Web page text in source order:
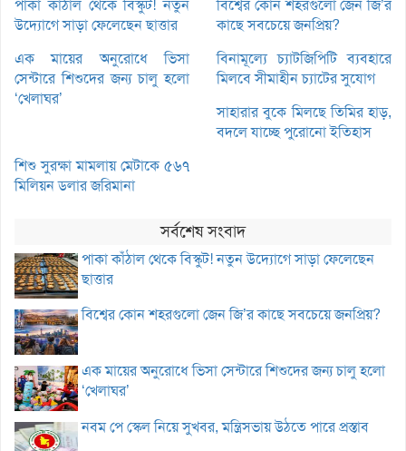
পাকা কাঁঠাল থেকে বিস্কুট! নতুন
উদ্যোগে সাড়া ফেলেছেন ছাত্তার
বিশ্বের কোন শহরগুলো জেন জি’র
কাছে সবচেয়ে জনপ্রিয়?
এক মায়ের অনুরোধে ভিসা
সেন্টারে শিশুদের জন্য চালু হলো
‘খেলাঘর’
বিনামূল্যে চ্যাটজিপিটি ব্যবহারে
মিলবে সীমাহীন চ্যাটের সুযোগ
সাহারার বুকে মিলছে তিমির হাড়,
বদলে যাচ্ছে পুরোনো ইতিহাস
শিশু সুরক্ষা মামলায় মেটাকে ৫৬৭
মিলিয়ন ডলার জরিমানা
সর্বশেষ সংবাদ
পাকা কাঁঠাল থেকে বিস্কুট! নতুন উদ্যোগে সাড়া ফেলেছেন
ছাত্তার
বিশ্বের কোন শহরগুলো জেন জি’র কাছে সবচেয়ে জনপ্রিয়?
এক মায়ের অনুরোধে ভিসা সেন্টারে শিশুদের জন্য চালু হলো
‘খেলাঘর’
নবম পে স্কেল নিয়ে সুখবর, মন্ত্রিসভায় উঠতে পারে প্রস্তাব